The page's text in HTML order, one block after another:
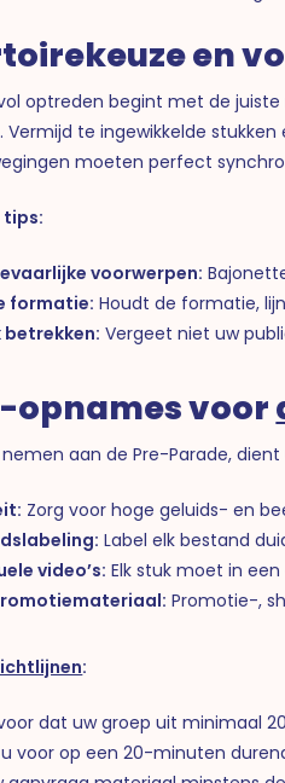
en
optreden begint met de juiste
Vermijd te ingewikkelde
moeten perfect
tips:
voorwerpen:
formatie: Houdt de formatie,
betrekken: Vergeet niet uw
opnames voor
aan de Pre-Parade,
Zorg voor hoge geluids- en
Label elk bestand
video’s: Elk stuk moet in
Promotie-,
:
dat uw groep uit minimaal
voor op een 20-minuten